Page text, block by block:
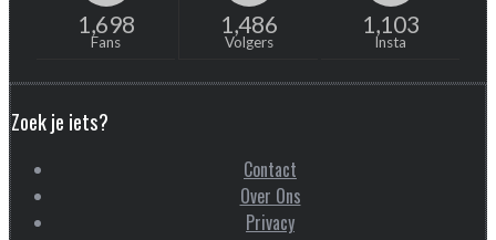
1,698
Fans
1,486
Volgers
1,103
Insta
Zoek je iets?
Contact
Over Ons
Privacy